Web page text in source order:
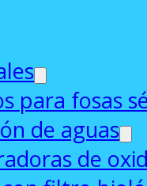
para fosas
de aguas
de